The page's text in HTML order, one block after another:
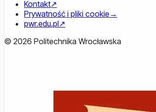
Kontakt↗
Prywatność i pliki cookie →
pwr.edu.pl↗
© 2026 Politechnika Wrocławska